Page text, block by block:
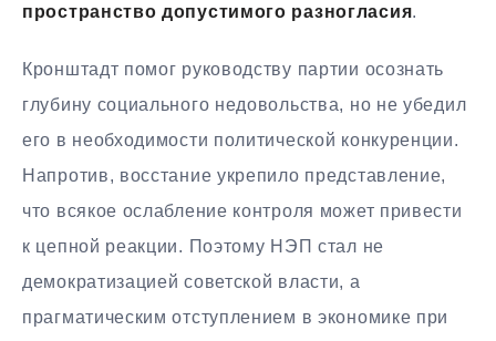
пространство допустимого разногласия.
Кронштадт помог руководству партии осознать
глубину социального недовольства, но не убедил
его в необходимости политической конкуренции.
Напротив, восстание укрепило представление,
что всякое ослабление контроля может привести
к цепной реакции. Поэтому НЭП стал не
демократизацией советской власти, а
прагматическим отступлением в экономике при